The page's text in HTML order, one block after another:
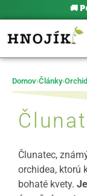
🚚
Domov›Články›
Člunatec,
orchidea, ktorú
bohaté kvety.